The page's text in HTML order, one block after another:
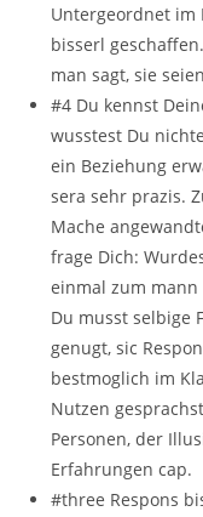
Untergeordnet im
bisserl
man sagt, sie
#4 Du kennst
wusstest Du
ein Beziehung
sera sehr prazis.
Mache
frage Dich:
einmal zum mann
Du musst selbige
genugt, sic
bestmoglich im
Nutzen
Personen, der
Erfahrungen cap.
#three Respons